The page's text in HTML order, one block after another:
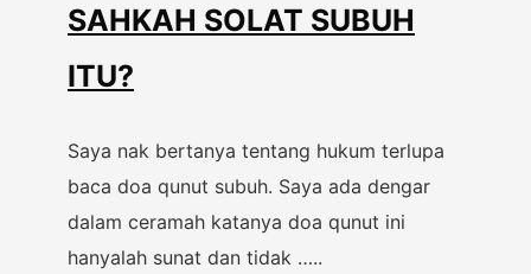
SAHKAH SOLAT SUBUH
ITU?
Saya nak bertanya tentang hukum terlupa
baca doa qunut subuh. Saya ada dengar
dalam ceramah katanya doa qunut ini
hanyalah sunat dan tidak …..